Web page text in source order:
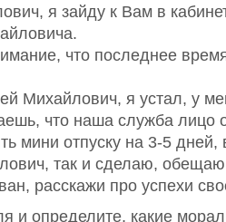
я зайду к Вам в
что последнее
Михайлович, я устал, у
что наша служба лицо
мини отпуску на 3-5 дней,
так и сделаю,
расскажи про успехи
и определите, какие